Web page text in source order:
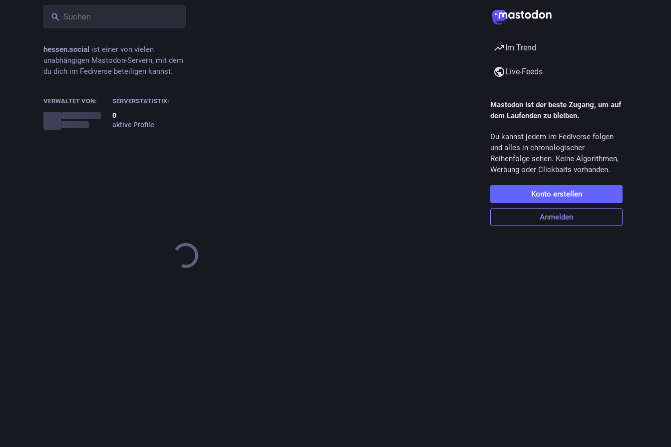
hessen.social ist einer von vielen
unabhängigen Mastodon-Servern, mit dem
du dich im Fediverse beteiligen kannst.
VERWALTET VON: SERVERSTATISTIK:
0
aktive Profile
Im Trend
Live-Feeds
Mastodon ist der beste Zugang, um auf
dem Laufenden zu bleiben.
Du kannst jedem im Fediverse folgen
und alles in chronologischer
Reihenfolge sehen. Keine Algorithmen,
Werbung oder Clickbaits vorhanden.
Konto erstellen
Anmelden